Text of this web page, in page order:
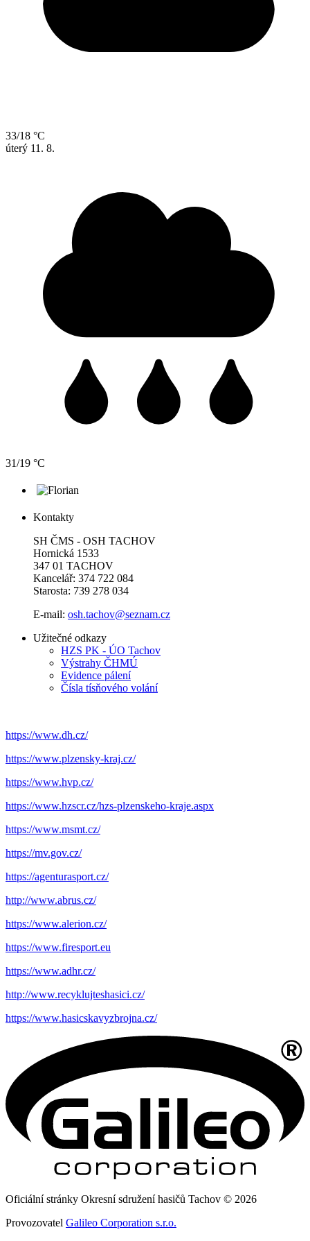
33/18 °C
úterý 11. 8.
31/19 °C
Kontakty
SH ČMS - OSH TACHOV
Hornická 1533
347 01 TACHOV
Kancelář: 374 722 084
Starosta: 739 278 034
E-mail: osh.tachov@seznam.cz
Užitečné odkazy
HZS PK - ÚO Tachov
Výstrahy ČHMÚ
Evidence pálení
Čísla tísňového volání
https://www.dh.cz/
https://www.plzensky-kraj.cz/
https://www.hvp.cz/
https://www.hzscr.cz/hzs-plzenskeho-kraje.aspx
https://www.msmt.cz/
https://mv.gov.cz/
https://agenturasport.cz/
http://www.abrus.cz/
https://www.alerion.cz/
https://www.firesport.eu
https://www.adhr.cz/
http://www.recyklujteshasici.cz/
https://www.hasicskavyzbrojna.cz/
Oficiální stránky Okresní sdružení hasičů Tachov © 2026
Provozovatel Galileo Corporation s.r.o.